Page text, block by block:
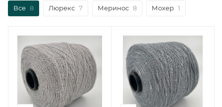
Все 8 Люрекс 7 Меринос 8 Мохер 1